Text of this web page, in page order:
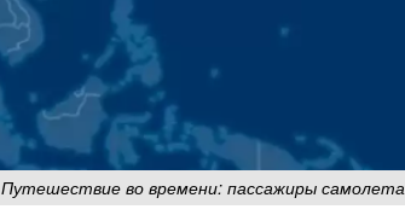
Путешествие во времени: пассажиры